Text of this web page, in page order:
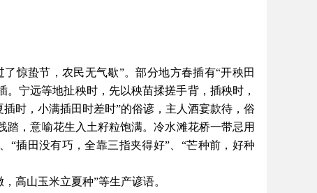
了惊蛰节，农民无气歇”。部分地方春插有“开秧田
宁远等地扯秧时，先以秧苗揉搓手背，插秧时，
时，小满插田时差时”的俗谚，主人酒宴款待，俗
踏，意喻花生入土籽粒饱满。冷水滩花桥一带忌用
“插田没有巧，全靠三指夹得好”、“芒种前，好种
高山玉米立夏种”等生产谚语。